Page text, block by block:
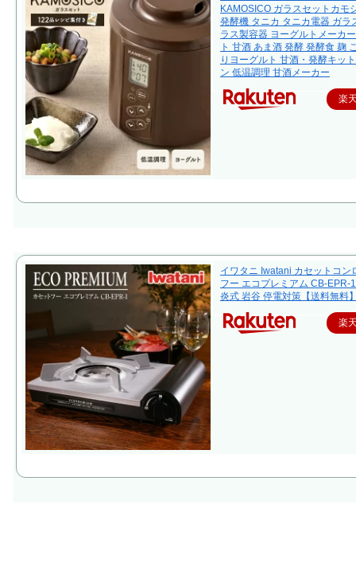
KAMOSICO ガラスセットカモ
発酵機 タニカ タニカ電器 ガラ
ラス製容器 ヨーグルトメーカ
ト 甘酒 あま酒 発酵 発酵食 麹
りヨーグルト 甘酒・発酵キッ
ン 低温調理 甘酒メーカー
楽
イワタニ Iwatani カセットコン
フー エコプレミアム CB-EPR-
炎式 岩谷 停電対策【送料無料
楽